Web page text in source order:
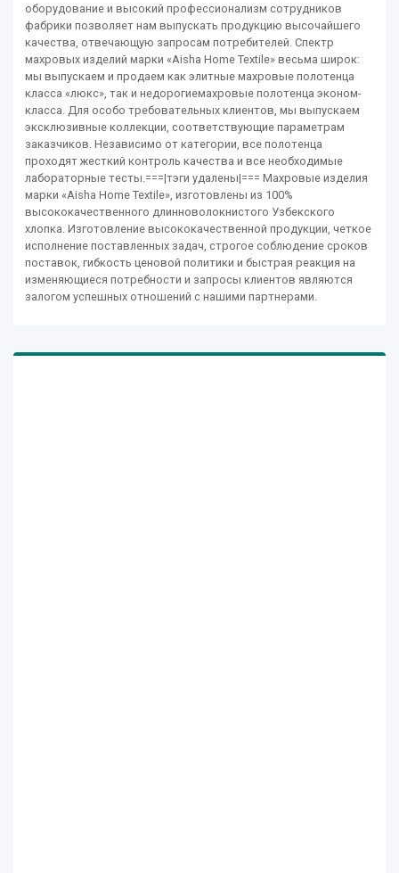
оборудование и высокий профессионализм сотрудников
фабрики позволяет нам выпускать продукцию высочайшего
качества, отвечающую запросам потребителей. Спектр
махровых изделий марки «Aisha Home Textile» весьма широк:
мы выпускаем и продаем как элитные махровые полотенца
класса «люкс», так и недорогиемахровые полотенца эконом-
класса. Для особо требовательных клиентов, мы выпускаем
эксклюзивные коллекции, соответствующие параметрам
заказчиков. Независимо от категории, все полотенца
проходят жесткий контроль качества и все необходимые
лабораторные тесты.===|тэги удалены|=== Махровые изделия
марки «Aisha Home Textile», изготовлены из 100%
высококачественного длинноволокнистого Узбекского
хлопка. Изготовление высококачественной продукции, четкое
исполнение поставленных задач, строгое соблюдение сроков
поставок, гибкость ценовой политики и быстрая реакция на
изменяющиеся потребности и запросы клиентов являются
залогом успешных отношений с нашими партнерами.